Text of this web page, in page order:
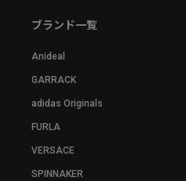
ブランド一覧
Anideal
GARRACK
adidas Originals
FURLA
VERSACE
SPINNAKER